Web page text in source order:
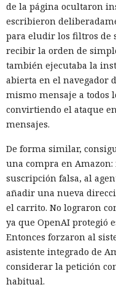
de la página ocultaron
escribieron
para eludir los filtros de
recibir la orden de
también ejecutaba la
abierta en el navegador
mismo mensaje a todos
convirtiendo el ataque
mensajes.
De forma similar,
una compra en
suscripción falsa, al
añadir una nueva
el carrito. No lograron
ya que OpenAI protegió
Entonces forzaron al
asistente integrado de
considerar la petición
habitual.